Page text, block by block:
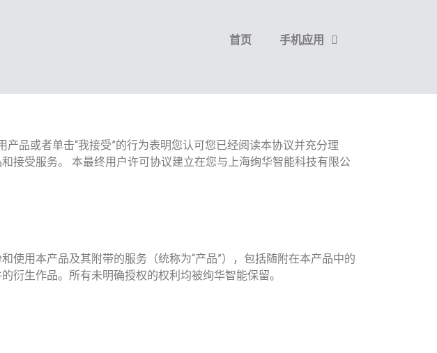
首页 手机应用
品或者单击“我接受”的行为表明您认可您已经阅读本协议并充分理
接受服务。 本最终用户许可协议建立在您与上海绚华智能科技有限公
用本产品及其附带的服务（统称为“产品”），包括随附在本产品中的
衍生作品。所有未明确授权的权利均被绚华智能保留。